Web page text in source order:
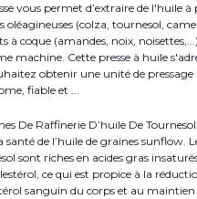
vous permet d’extraire de l'huile à
oléagineuses (colza, tournesol,
à coque (amandes, noix,
machine. Cette presse à huile
obtenir une unité de
fiable et ...
De Raffinerie D’huile De
santé de l’huile de graines sunflow.
sont riches en acides gras
ce qui est propice à la
sanguin du corps et au maintien